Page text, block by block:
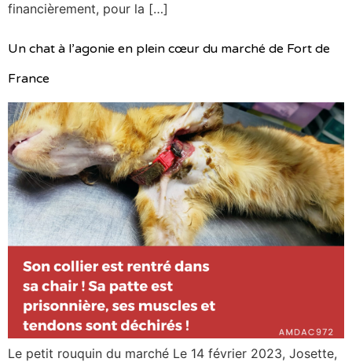
financièrement, pour la […]
Un chat à l’agonie en plein cœur du marché de Fort de
France
Le petit rouquin du marché Le 14 février 2023, Josette,